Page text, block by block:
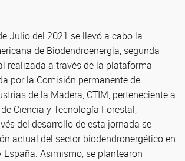
Julio del 2021 se llevó a cabo la
de Biodendroenergía, segunda
realizada a través de la plataforma
por la Comisión permanente de
de la Madera, CTIM, perteneciente a
Ciencia y Tecnología Forestal,
del desarrollo de esta jornada se
actual del sector biodendronergético en
España. Asimismo, se plantearon